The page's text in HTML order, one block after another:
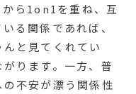
ら1on1を重ね、互
る関係であれば、
と見てくれてい
ります。一方、普
不安が漂う関係性